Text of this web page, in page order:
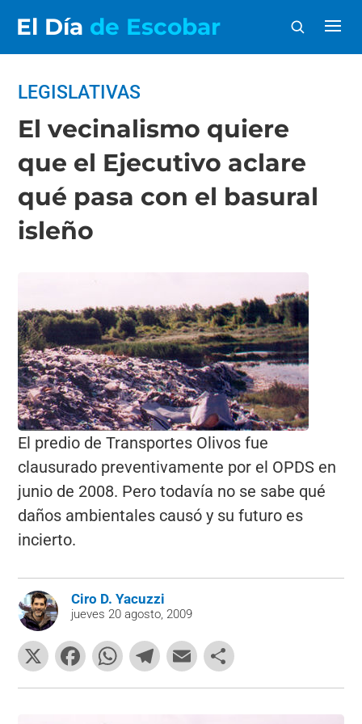
El Día de Escobar
LEGISLATIVAS
El vecinalismo quiere
que el Ejecutivo aclare
qué pasa con el basural
isleño
El predio de Transportes Olivos fue
clausurado preventivamente por el OPDS en
junio de 2008. Pero todavía no se sabe qué
daños ambientales causó y su futuro es
incierto.
Ciro D. Yacuzzi
jueves 20 agosto, 2009
X
F
a
W
h
T
el
E
m o